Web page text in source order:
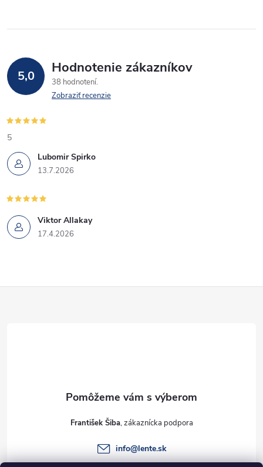
5,0 Hodnotenie zákazníkov
38 hodnotení
Zobraziť recenzie
Lubomir Spirko
13.7.2026
5
Viktor Allakay
17.4.2026
František Šiba
info@lente.sk